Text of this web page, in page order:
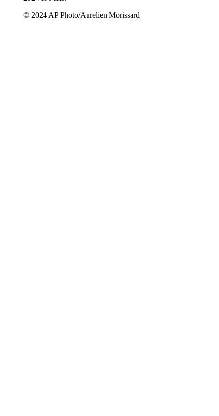
© 2024 AP Photo/Aurelien Morissard